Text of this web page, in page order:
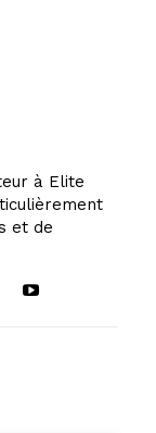
à Elite
et de